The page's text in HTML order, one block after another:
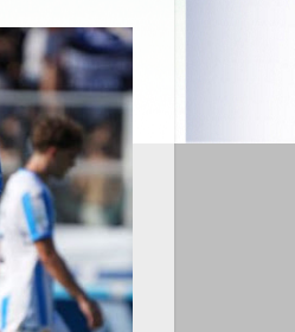
MARTINO" >>